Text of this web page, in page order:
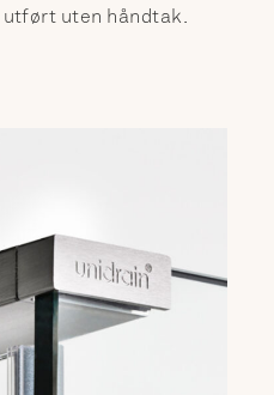
uten håndtak.